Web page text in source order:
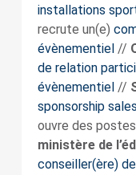
installations
recrute un(e)
évènementiel//
de relation
évènementiel//
sponsorship
ouvre des
ministère de
conseiller(ère)